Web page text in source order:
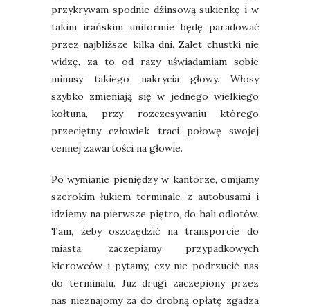
przykrywam spodnie dżinsową sukienkę i w
takim irańskim uniformie będę paradować
przez najbliższe kilka dni. Zalet chustki nie
widzę, za to od razy uświadamiam sobie
minusy takiego nakrycia głowy. Włosy
szybko zmieniają się w jednego wielkiego
kołtuna, przy rozczesywaniu którego
przeciętny człowiek traci połowę swojej
cennej zawartości na głowie.
Po wymianie pieniędzy w kantorze, omijamy
szerokim łukiem terminale z autobusami i
idziemy na pierwsze piętro, do hali odlotów.
Tam, żeby oszczędzić na transporcie do
miasta, zaczepiamy przypadkowych
kierowców i pytamy, czy nie podrzucić nas
do terminalu. Już drugi zaczepiony przez
nas nieznajomy za do drobną opłatę zgadza